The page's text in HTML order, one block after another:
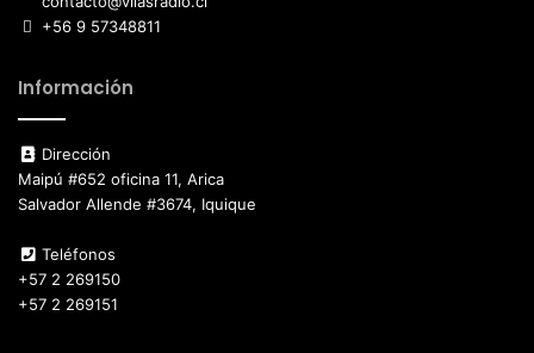
+56 9 57348811
Información
Dirección
Maipú #652 oficina 11, Arica
Salvador Allende #3674, Iquique
Teléfonos
+57 2 269150
+57 2 269151